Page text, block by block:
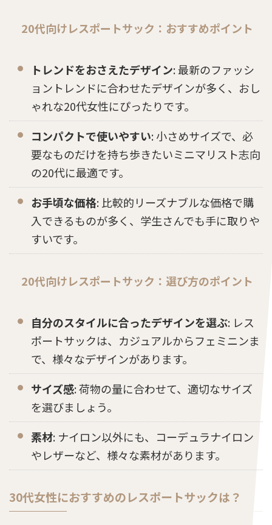
20代向けレスポートサック：おすすめポイント
トレンドをおさえたデザイン: 最新のファッシ
ョントレンドに合わせたデザインが多く、おし
ゃれな20代女性にぴったりです。
コンパクトで使いやすい: 小さめサイズで、必
要なものだけを持ち歩きたいミニマリスト志向
の20代に最適です。
お手頃な価格: 比較的リーズナブルな価格で購
入できるものが多く、学生さんでも手に取りや
すいです。
20代向けレスポートサック：選び方のポイント
自分のスタイルに合ったデザインを選ぶ: レス
ポートサックは、カジュアルからフェミニンま
で、様々なデザインがあります。
サイズ感: 荷物の量に合わせて、適切なサイズ
を選びましょう。
素材: ナイロン以外にも、コーデュラナイロン
やレザーなど、様々な素材があります。
30代女性におすすめのレスポートサックは？